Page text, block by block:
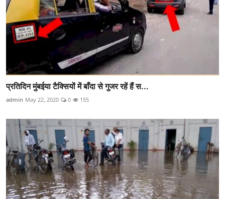
प्रतिदिन मुंबईया टैक्सियों में बाँदा से गुजर रहें हैं स...
admin May 22, 2020 0 155